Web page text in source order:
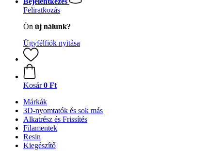
Feliratkozás
Ön új nálunk?
Ügyfélfiók nyitása
Kosár 0 Ft
Márkák
3D-nyomtatók és sok más
Alkatrész és Frissítés
Filamentek
Resin
Kiegészítő